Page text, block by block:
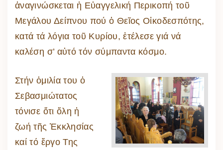
ἀναγινώσκεται ἡ Εὐαγγελική Περικοπή τοῦ
Μεγάλου Δείπνου πού ὁ Θεῖος Οἰκοδεσπότης,
κατά τά λόγια τοῦ Κυρίου, ἐτέλεσε γιά νά
καλέση σ’ αὐτό τόν σύμπαντα κόσμο.
Στήν ὁμιλία του ὁ
Σεβασμιώτατος
τόνισε ὅτι ὅλη ἡ
ζωή τῆς Ἐκκλησίας
καί τό ἔργο Της